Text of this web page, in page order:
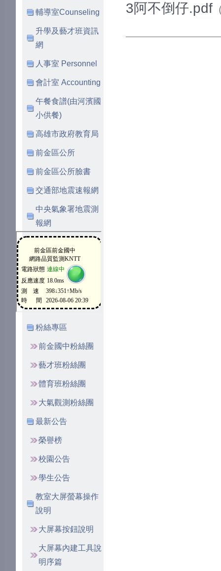
輔導室Counseling
升學及藝才班資訊
網
人事室 Personnel
會計室 Accounting
午餐食譜(由河濱國
小供餐)
高雄市政府教育局
前金區公所
前金區公所臉書
交通部地震速報網
中央氣象署地震測
報網
粉絲專區
前金國中粉絲團
藝才班粉絲團
體育班粉絲團
大氣觀測粉絲團
最新公告
榮譽榜
校園公告
學生公告
教室大屏螢幕操作
說明
大屏幕按鈕說明
大屏幕內建工具說
明序篇
3阿不倒仔.pdf